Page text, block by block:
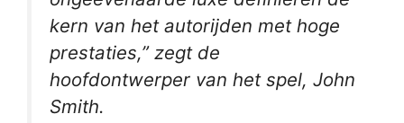
kern van het autorijden met hoge
prestaties,” zegt de
hoofdontwerper van het spel, John
Smith.